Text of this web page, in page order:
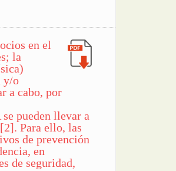
en el
la
y/o
a cabo, por
pueden llevar a
Para ello, las
de prevención
en
de seguridad,